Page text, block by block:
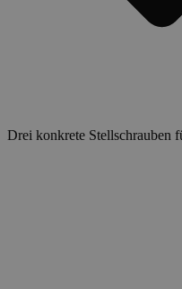
Drei konkrete Stellschrauben